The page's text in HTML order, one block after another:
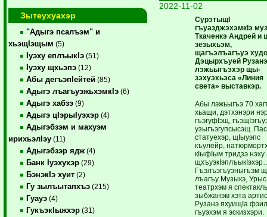
Зытеухуахэр
"Адыгэ псалъэм" и
хьэщIэщым (5)
Iуэху еплъыкIэ (51)
Iуэху щхьэпэ (12)
Абы дегъэпIейтей (85)
Адыгэ лъагъуэжьхэмкIэ (6)
Адыгэ хабзэ (9)
Адыгэ цIэрыIуэхэр (4)
Адыгэбзэм и махуэм
ирихьэлIэу (11)
Адыгэбзэр ядж (4)
Банк Iуэхухэр (29)
БэнэкIэ хуит (2)
Гу зылъытапхъэ (215)
Гуауэ (4)
ГукъэкIыжхэр (31)
2022-11-02
СурэтыщI
гъуазджэхэмкIэ
Ткаченкэ Андрей и
зезыхьэм,
щагъэлъагъуэ
­Дэ­цырхъуей
лэ­жьыгъэхэр щы­­
зэхуэхьэса «Линия
света» выставкэр.
Абы лэжьыгъэ 70
хьащи, дэтхэнэри
гъэгуфIэщ,
узыгъэгупсысэщ.
статуехэр, щIыуэпс
къулейр,­
кIы­­­фIым тридзэ
Гъэ­лъэгъуэ­ны­гъэм
лъагъу Музыкэ, Урыс
театрхэм я
зыбжанэм хэта
Рузанэ яхуищIа
гъуэхэм я эскизхэри.